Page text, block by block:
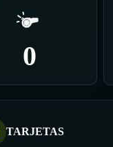
0
TARJETAS